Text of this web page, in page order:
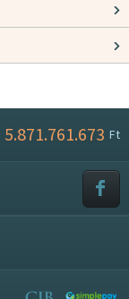
5.871.761.673 Ft